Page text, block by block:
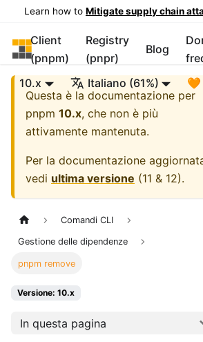
Learn how to Mitigate supply chain
pnpm
Client
(pnpm)
Registry
(pnpr)
Blog
10.x Italiano (61%)
🧡
Questa è la documentazione per
pnpm 10.x, che non è più
attivamente mantenuta.
Per la documentazione
vedi ultima versione (11 & 12).
Comandi CLI
Gestione delle dipendenze
pnpm remove
Versione: 10.x
In questa pagina